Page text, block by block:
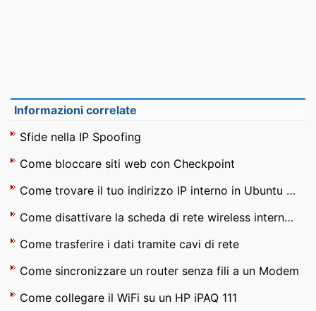
Informazioni correlate
Sfide nella IP Spoofing
Come bloccare siti web con Checkpoint
Come trovare il tuo indirizzo IP interno in Ubuntu Linux
Come disattivare la scheda di rete wireless interna su Dell Latitude 600
Come trasferire i dati tramite cavi di rete
Come sincronizzare un router senza fili a un Modem
Come collegare il WiFi su un HP iPAQ 111